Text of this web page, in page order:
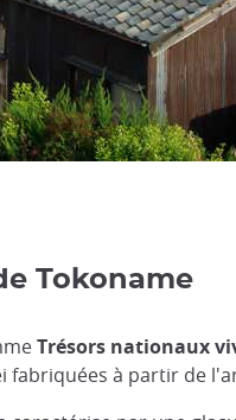
Tokoname
Trésors nationaux
fabriquées à partir de